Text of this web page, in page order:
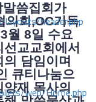
header.php
web/Home.php
씀집회가
의회,OC기독
월 8일 수요
교교회에서
담임이며
큐티나눔으
재 목사의